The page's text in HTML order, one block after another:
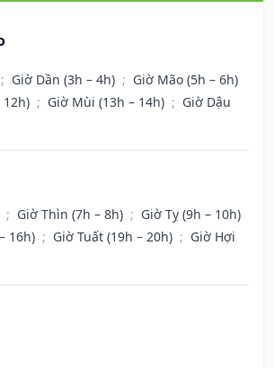
; Giờ Dần (3h – 4h) ; Giờ Mão (5h – 6h)
12h) ; Giờ Mùi (13h – 14h) ; Giờ Dậu
; Giờ Thìn (7h – 8h) ; Giờ Tỵ (9h – 10h)
16h) ; Giờ Tuất (19h – 20h) ; Giờ Hợi